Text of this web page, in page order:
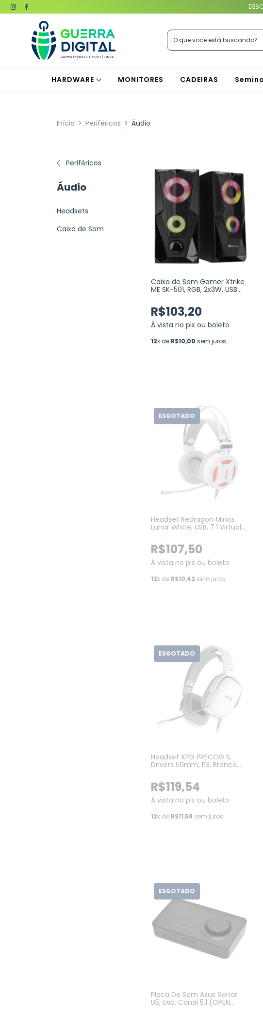
HARDWARE MONITORES CADEIRAS
Início > Periféricos > Áudio
Periféricos
Áudio
Headsets
Caixa de Som
Caixa de Som Gamer Xtrike
ME SK-501, RGB, 2x3W, USB
R$103,20
Á vista no pix ou boleto
12x de R$10,00 sem juros
ESGOTADO
Headset Redragon Minos
Lunar White, USB, 7.1 Virtual,
Branco (H210W)
R$107,50
Á vista no pix ou boleto
12x de R$10,42 sem juros
ESGOTADO
Headset XPG PRECOG S,
Drivers 50mm, P3, Branco
R$119,54
Á vista no pix ou boleto
12x de R$11,58 sem juros
ESGOTADO
Placa De Som Asus Xonar
U5, Usb, Canal 5.1 (OPEN